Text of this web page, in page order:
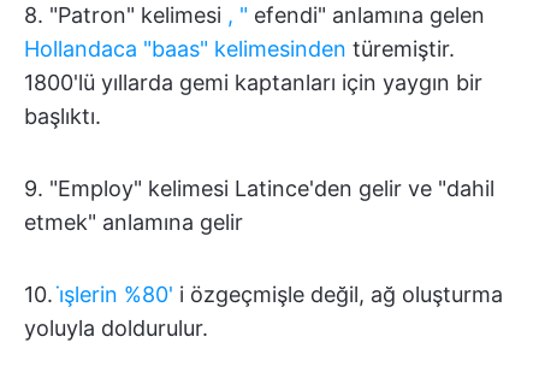
8. "Patron" kelimesi , " efendi" anlamına gelen
Hollandaca "baas" kelimesinden türemiştir.
1800'lü yıllarda gemi kaptanları için yaygın bir
başlıktı.
9. "Employ" kelimesi Latince'den gelir ve "dahil
etmek" anlamına gelir
10.i̇şlerin %80' i özgeçmişle değil, ağ oluşturma
yoluyla doldurulur.